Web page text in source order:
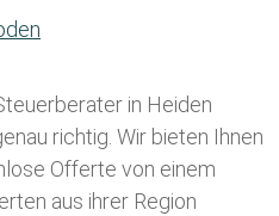
in Heiden
richtig. Wir bieten Ihnen
Offerte von einem
aus ihrer Region